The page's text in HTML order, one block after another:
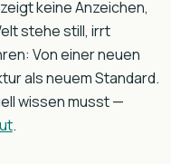
keine Anzeichen,
stehe still, irrt
Von einer neuen
als neuem Standard.
wissen musst —
.